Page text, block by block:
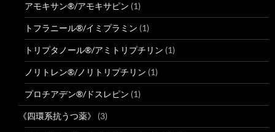
アモキサン®/アモキサピン (1)
トフラニール®/イミプラミン (1)
トリプタノール®/アミトリプチリン (1)
ノリトレン®/ノリトリプチリン (1)
プロチアデン®/ドスレピン (1)
《四環系抗うつ薬》 (3)